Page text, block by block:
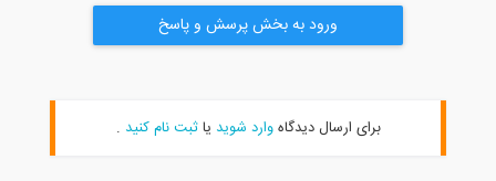
ورود به بخش پرسش و پاسخ
برای ارسال دیدگاهوارد شویدیا ثبت نام کنید.